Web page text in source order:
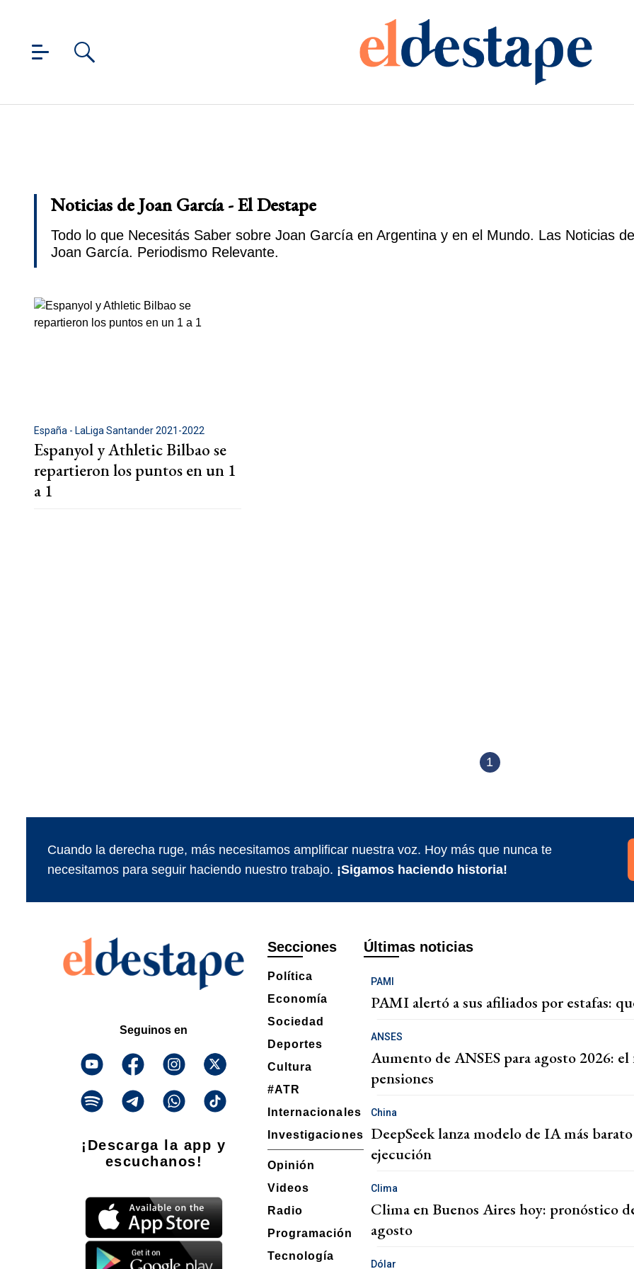
Noticias de Joan García - El Destape
Todo lo que Necesitás Saber sobre Joan García en Argentina y en el Mundo. Las Noticias
Joan García. Periodismo Relevante.
España - LaLiga Santander 2021-2022
Espanyol y Athletic Bilbao se
repartieron los puntos en un 1
a 1
1
Cuando la derecha ruge, más necesitamos amplificar nuestra voz. Hoy más que nunca te
necesitamos para seguir haciendo nuestro trabajo. ¡Sigamos haciendo historia!
Seguinos en
¡Descarga la app y
escuchanos!
Secciones
Política
Economía
Sociedad
Deportes
Cultura
#ATR
Internacionales
Investigaciones
Opinión
Videos
Radio
Programación
Tecnología
Últimas noticias
PAMI
PAMI alertó a sus afiliados por estafas:
ANSES
Aumento de ANSES para agosto 2026:
pensiones
China
DeepSeek lanza modelo de IA más
ejecución
Clima
Clima en Buenos Aires hoy: pronóstico
agosto
Dólar